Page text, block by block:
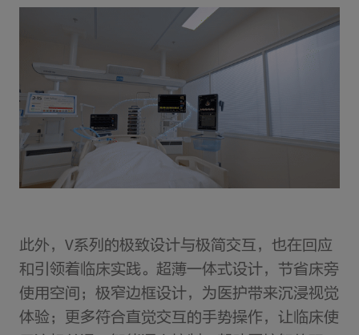
此外，V系列的极致设计与极简交互，也在回应
和引领着临床实践。超薄一体式设计，节省床旁
使用空间；极窄边框设计，为医护带来沉浸视觉
体验；更多符合直觉交互的手势操作，让临床使